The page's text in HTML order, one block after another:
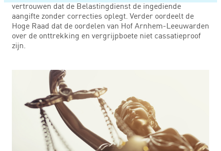
vertrouwen dat de Belastingdienst de ingediende
aangifte zonder correcties oplegt. Verder oordeelt de
Hoge Raad dat de oordelen van Hof Arnhem-Leeuwarden
over de onttrekking en vergrijpboete niet cassatieproof
zijn.